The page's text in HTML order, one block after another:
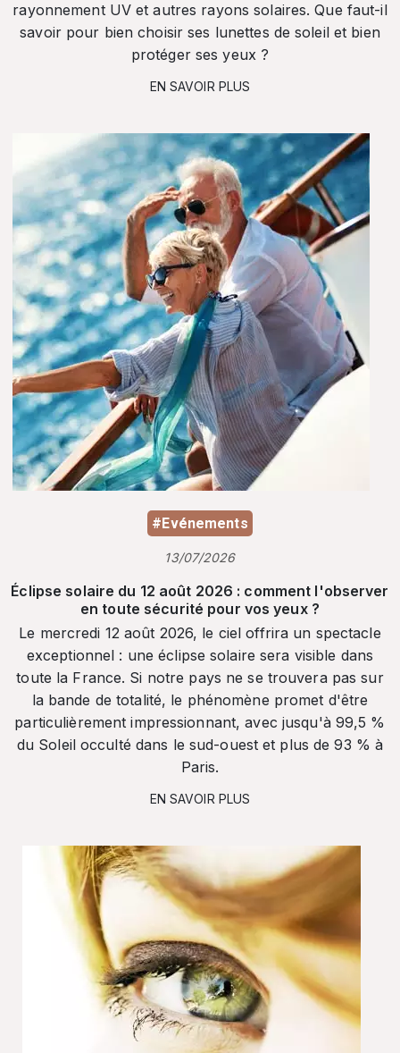
rayonnement UV et autres rayons solaires. Que faut-il
savoir pour bien choisir ses lunettes de soleil et bien
protéger ses yeux ?
EN SAVOIR PLUS
#Evénements
13/07/2026
Éclipse solaire du 12 août 2026 : comment l'observer
en toute sécurité pour vos yeux ?
Le mercredi 12 août 2026, le ciel offrira un spectacle
exceptionnel : une éclipse solaire sera visible dans
toute la France. Si notre pays ne se trouvera pas sur
la bande de totalité, le phénomène promet d'être
particulièrement impressionnant, avec jusqu'à 99,5 %
du Soleil occulté dans le sud-ouest et plus de 93 % à
Paris.
EN SAVOIR PLUS